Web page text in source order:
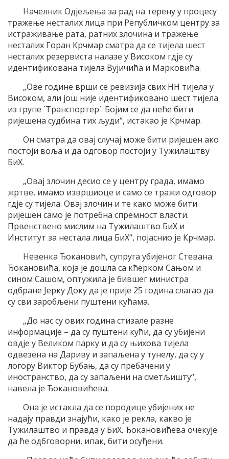
Начелник Одјељења за рад на терену у процесу
тражење несталих лица при Републичком центру за
истраживање рата, ратних злочина и тражење
несталих Горан Крчмар сматра да се тијела шест
несталих резервиста налазе у Високом гдје су
идентификована тијела Вујичића и Марковића.
„Ове године врши се ревизија свих НН тијела у
Високом, али још није идентификовано шест тијела
из групе `Транспортер`. Бојим се да неће бити
ријешена судбина тих људи“, истакао је Крчмар.
Он сматра да овај случај може бити ријешен ако
постоји воља и да одговор постоји у Тужилаштву
БиХ.
„Овај злочин десио се у центру града, имамо
жртве, имамо извршиоце и само се тражи одговор
гдје су тијела. Овај злочин и те како може бити
ријешен само је потребна спремност власти.
Првенствено мислим на Тужилаштво БиХ и
Институт за нестала лица БиХ“, појаснио је Крчмар.
Невенка Ђокановић, супруга убијеног Стевана
Ђокановића, која је дошла са кћерком Сањом и
сином Сашом, оптужила је бившег министра
одбране Јерку Доку да је прије 25 година слагао да
су сви заробљени пуштени кућама.
„До нас су ових година стизале разне
информације – да су пуштени кући, да су убијени
овдје у Великом парку и да су њихова тијела
одвезена на Дариву и запаљена у тунелу, да су у
логору Виктор Бубањ, да су пребачени у
иностранство, да су запаљени на сметљишту“,
навела је Ђокановићева.
Она је истакла да се породице убијених не
надају правди знајући, како је рекла, какво је
Тужилаштво и правда у БиХ. Ђокановићева очекује
да ће одбговорни, ипак, бити осуђени.